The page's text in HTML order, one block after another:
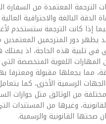
الترجمة المعتمدة من السفارة
الدقة البالغة والاحترافية
إذا كانت الترجمة ستستخدم
يظهر دور المترجمين
في تلبية هذه الحاجة، اذ يمتلك
المهارات اللغوية المتخصصة
مما يجعلها مقبولة ومعترفا
الرسمية الأخرى، كما
من الوثائق مثل جوازات
وغيرها من المستندات
القانونية والرسمية.